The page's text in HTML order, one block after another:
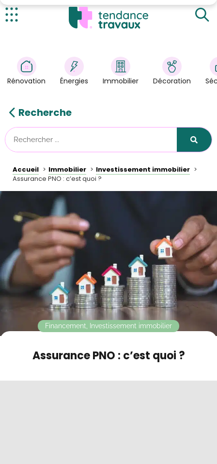
Énergies
Immobilier
Astuces/DIY
Tendance Travaux
Kit partenaire
Contact
Mode sombre
Rénovation Énergies Immobilier Décoration
Recherche
Accueil Immobilier
Investissement immobilier
Assurance PNO : c’est quoi ?
Qu’est-ce que l’assurance PNO ?
L’assurance PNO est-elle obligatoire ?
Assurance PNO : c’est quoi ?
Financement Investissement immobilier